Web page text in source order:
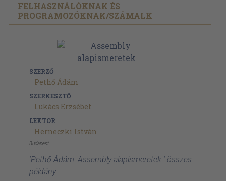
FELHASZNÁLÓKNAK ÉS
PROGRAMOZÓKNAK/SZÁMALK
SZERZŐ
Pethő Ádám
SZERKESZTŐ
Lukács Erzsébet
LEKTOR
Herneczki István
Budapest
'Pethő Ádám: Assembly alapismeretek ' összes
példány